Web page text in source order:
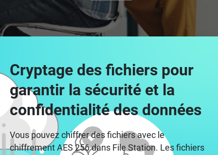
Cryptage des fichiers pour
garantir la sécurité et la
confidentialité des données
Vous pouvez chiffrer des fichiers avec le
chiffrement AES 256 dans File Station. Les fichiers